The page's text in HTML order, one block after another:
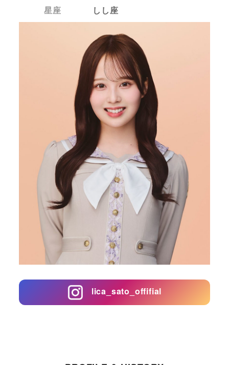
星座
しし座
lica_sato_offifial